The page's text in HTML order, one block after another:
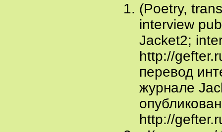
(Poetry,
interview
Jacket2;
http://
перевод
журнале
http://